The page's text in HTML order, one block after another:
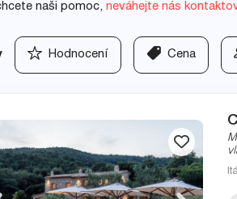
naši pomoc, neváhejte nás
Hodnocení Cena